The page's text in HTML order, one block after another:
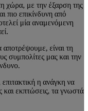
χώρα, με την έξαρση της
πιο επικίνδυνη από
μία αναμενόμενη
είναι τη
συμπολίτες μας και την
η ανάγκη να
και εκπτώσεις, τα γνωστά